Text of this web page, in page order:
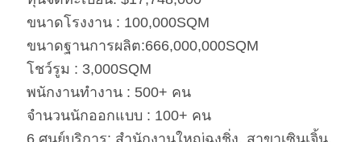
ขนาดโรงงาน : 100,000SQM
ขนาดฐานการผลิต:666,000,000SQM
โชว์รูม : 3,000SQM
พนักงานทำงาน : 500+ คน
จำนวนนักออกแบบ : 100+ คน